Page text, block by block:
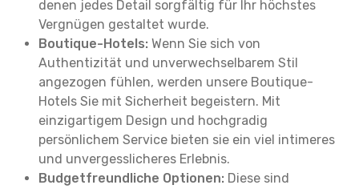
denen jedes Detail sorgfältig für Ihr höchstes
Vergnügen gestaltet wurde.
Boutique-Hotels: Wenn Sie sich von
Authentizität und unverwechselbarem Stil
angezogen fühlen, werden unsere Boutique-
Hotels Sie mit Sicherheit begeistern. Mit
einzigartigem Design und hochgradig
persönlichem Service bieten sie ein viel intimeres
und unvergesslicheres Erlebnis.
Budgetfreundliche Optionen: Diese sind